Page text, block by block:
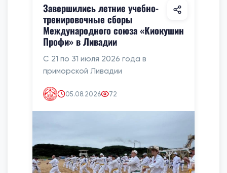
Завершились летние учебно-
тренировочные сборы
Международного союза «Киокушин
Профи» в Ливадии
С 21 по 31 июля 2026 года в
приморской Ливадии
05.08.2026 72